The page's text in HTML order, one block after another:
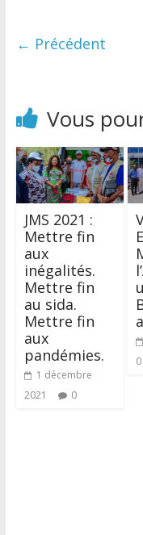
← Précédent
Vous
JMS 2021 :
Mettre fin
aux
inégalités.
Mettre fin
au sida.
Mettre fin
aux
pandémies.
1 décembre
2021
0
0